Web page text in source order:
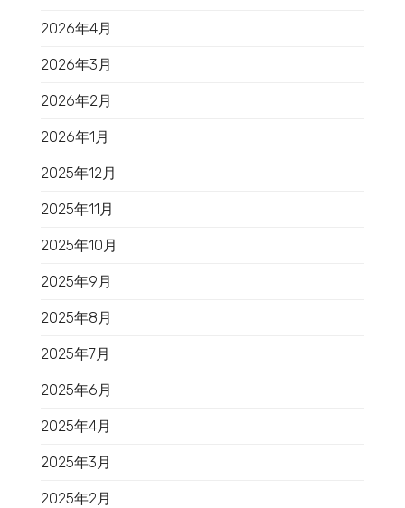
2026年4月
2026年3月
2026年2月
2026年1月
2025年12月
2025年11月
2025年10月
2025年9月
2025年8月
2025年7月
2025年6月
2025年4月
2025年3月
2025年2月